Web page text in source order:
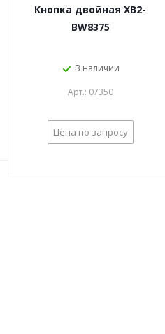
Кнопка двойная XB2-
BW8375
В наличии
Арт.: 07350
Цена по запросу